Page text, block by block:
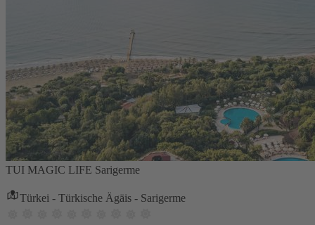
TUI MAGIC LIFE Sarigerme
Türkei - Türkische Ägäis - Sarigerme